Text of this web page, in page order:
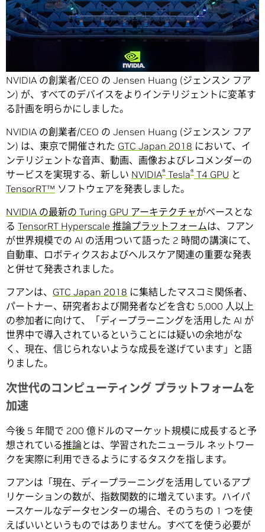
人工知能がスマートフォンやドローンに搭載される昨今、
NVIDIA の創業者/CEO の Jensen Huang (ジェンスン フア
ン) が、すべてのデバイスをよりインテリジェントに変革す
る計画を明らかにしました。
NVIDIA の創業者/CEO の Jensen Huang (ジェンスン フア
ン) は、東京で開催された GTC Japan 2018 において、イ
ンテリジェントな音声、動画、画像およびレコメンダーの
サービスを実現する、新しい NVIDIA® Tesla® T4 GPU と
TensorRT™ ソフトウェアを発表しました。
NVIDIA の最新の Turing GPU アーキテクチャがベースとな
る TensorRT Hyperscale 推論プラットフォームは、フアン
が世界規模での AI の活用ついて語った 2 時間の講演にて、
自動車、ロボティクスおよびヘルスケア関連の重要な発表
と併せて発表されました。
フアンは、 GTC Japan 2018 に集結したマスコミ関係者、
パートナー、研究者および開発者などを含む 5,000 人以上
の参加者に向けて、「ディープラーニングを活用した AI が
世界中で導入されているということには疑いの余地がな
く、現在、信じられないような成長を遂げています」と語
りました。
次世代のコンピューティング プラットフォームを
加速
今後 5 年間で 200 億ドルのマーケット規模に成長すると予
想されている推論とは、学習されたニューラル ネットワー
クを実際に利用できるようにするタスクを指します。
フアンは「現在、ディープラーニングを活用しているアプ
リケーションの数が、指数関数的に増えています。ハイパ
ースケールなデータセンターの場合、そのうちの 1 つを使
えばいいというものではありません。すべてを使う必要が